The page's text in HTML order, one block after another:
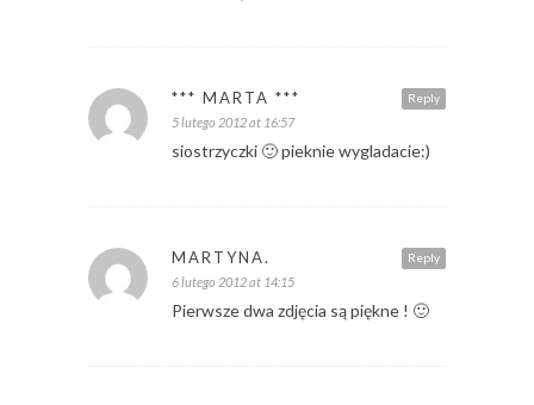
Reply
*** MARTA ***
5 lutego 2012 at 16:57
siostrzyczki 🙂 pieknie wygladacie:)
Reply
MARTYNA.
6 lutego 2012 at 14:15
Pierwsze dwa zdjęcia są piękne ! 🙂